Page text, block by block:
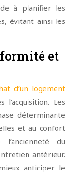
à planifier les
évitant ainsi les
et
d’un logement
Les
déterminante
et au confort
du
antérieur.
anticiper le